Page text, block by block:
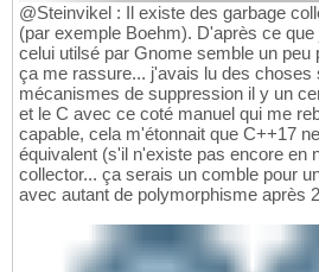
@Steinvikel : Il existe des garbage
(par exemple Boehm). D'après ce
celui utilsé par Gnome semble un peu
ça me rassure... j'avais lu des choses
mécanismes de suppression il y un
et le C avec ce coté manuel qui me
capable, cela m'étonnait que C++17
équivalent (s'il n'existe pas encore en
collector... ça serais un comble pour
avec autant de polymorphisme après